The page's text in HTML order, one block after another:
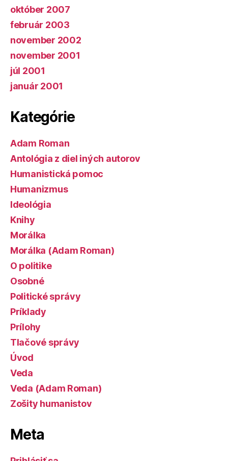
október 2007
február 2003
november 2002
november 2001
júl 2001
január 2001
Kategórie
Adam Roman
Antológia z diel iných autorov
Humanistická pomoc
Humanizmus
Ideológia
Knihy
Morálka
Morálka (Adam Roman)
O politike
Osobné
Politické správy
Príklady
Prílohy
Tlačové správy
Úvod
Veda
Veda (Adam Roman)
Zošity humanistov
Meta